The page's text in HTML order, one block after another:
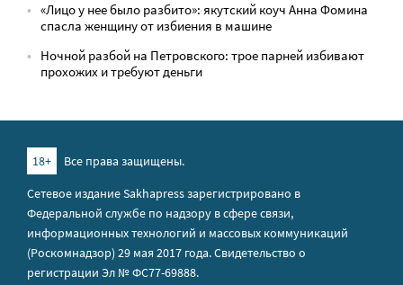
«Лицо у нее было разбито»: якутский коуч Анна Фомина
спасла женщину от избиения в машине
Ночной разбой на Петровского: трое парней избивают
прохожих и требуют деньги
18+
Все права защищены.
Сетевое издание Sakhapress зарегистрировано в
Федеральной службе по надзору в сфере связи,
информационных технологий и массовых коммуникаций
(Роскомнадзор) 29 мая 2017 года. Свидетельство о
регистрации Эл № ФС77-69888.